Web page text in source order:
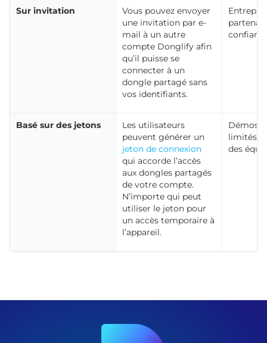
Sur invitation
Vous pouvez envoyer
une invitation par e-
mail à un autre
compte Donglify afin
qu’il puisse se
connecter à un
dongle partagé sans
vos identifiants.
Basé sur des jetons
Les utilisateurs
peuvent générer un
jeton de connexion
qui accorde l’accès
aux dongles partagés
de votre compte.
N’importe qui peut
utiliser le jeton pour
un accès temporaire à
l’appareil.
Démos
limités
des